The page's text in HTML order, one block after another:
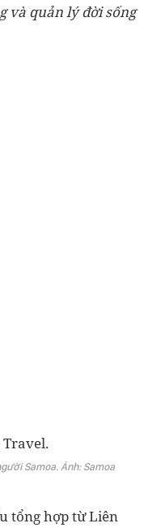
và quản lý đời sống
Travel.
Samoa. Ảnh: Samoa
tổng hợp từ Liên